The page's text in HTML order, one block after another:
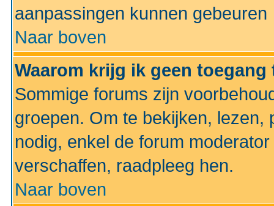
aanpassingen kunnen gebeuren
Naar boven
Waarom krijg ik geen
Sommige forums zijn
groepen. Om te bekijken, lezen,
nodig, enkel de forum
verschaffen, raadpleeg hen.
Naar boven